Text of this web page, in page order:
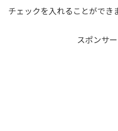
チェックを入れることができ
スポンサ